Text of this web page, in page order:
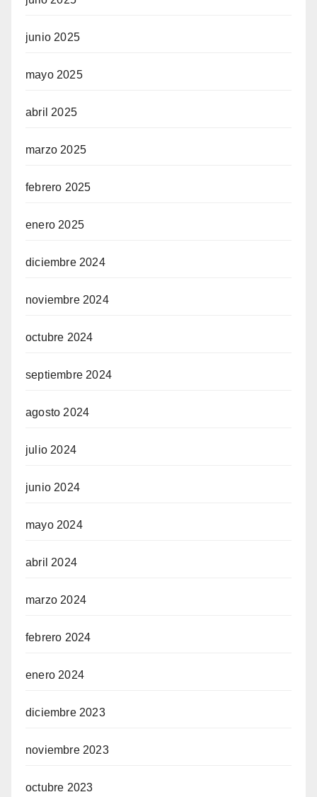
junio 2025
mayo 2025
abril 2025
marzo 2025
febrero 2025
enero 2025
diciembre 2024
noviembre 2024
octubre 2024
septiembre 2024
agosto 2024
julio 2024
junio 2024
mayo 2024
abril 2024
marzo 2024
febrero 2024
enero 2024
diciembre 2023
noviembre 2023
octubre 2023